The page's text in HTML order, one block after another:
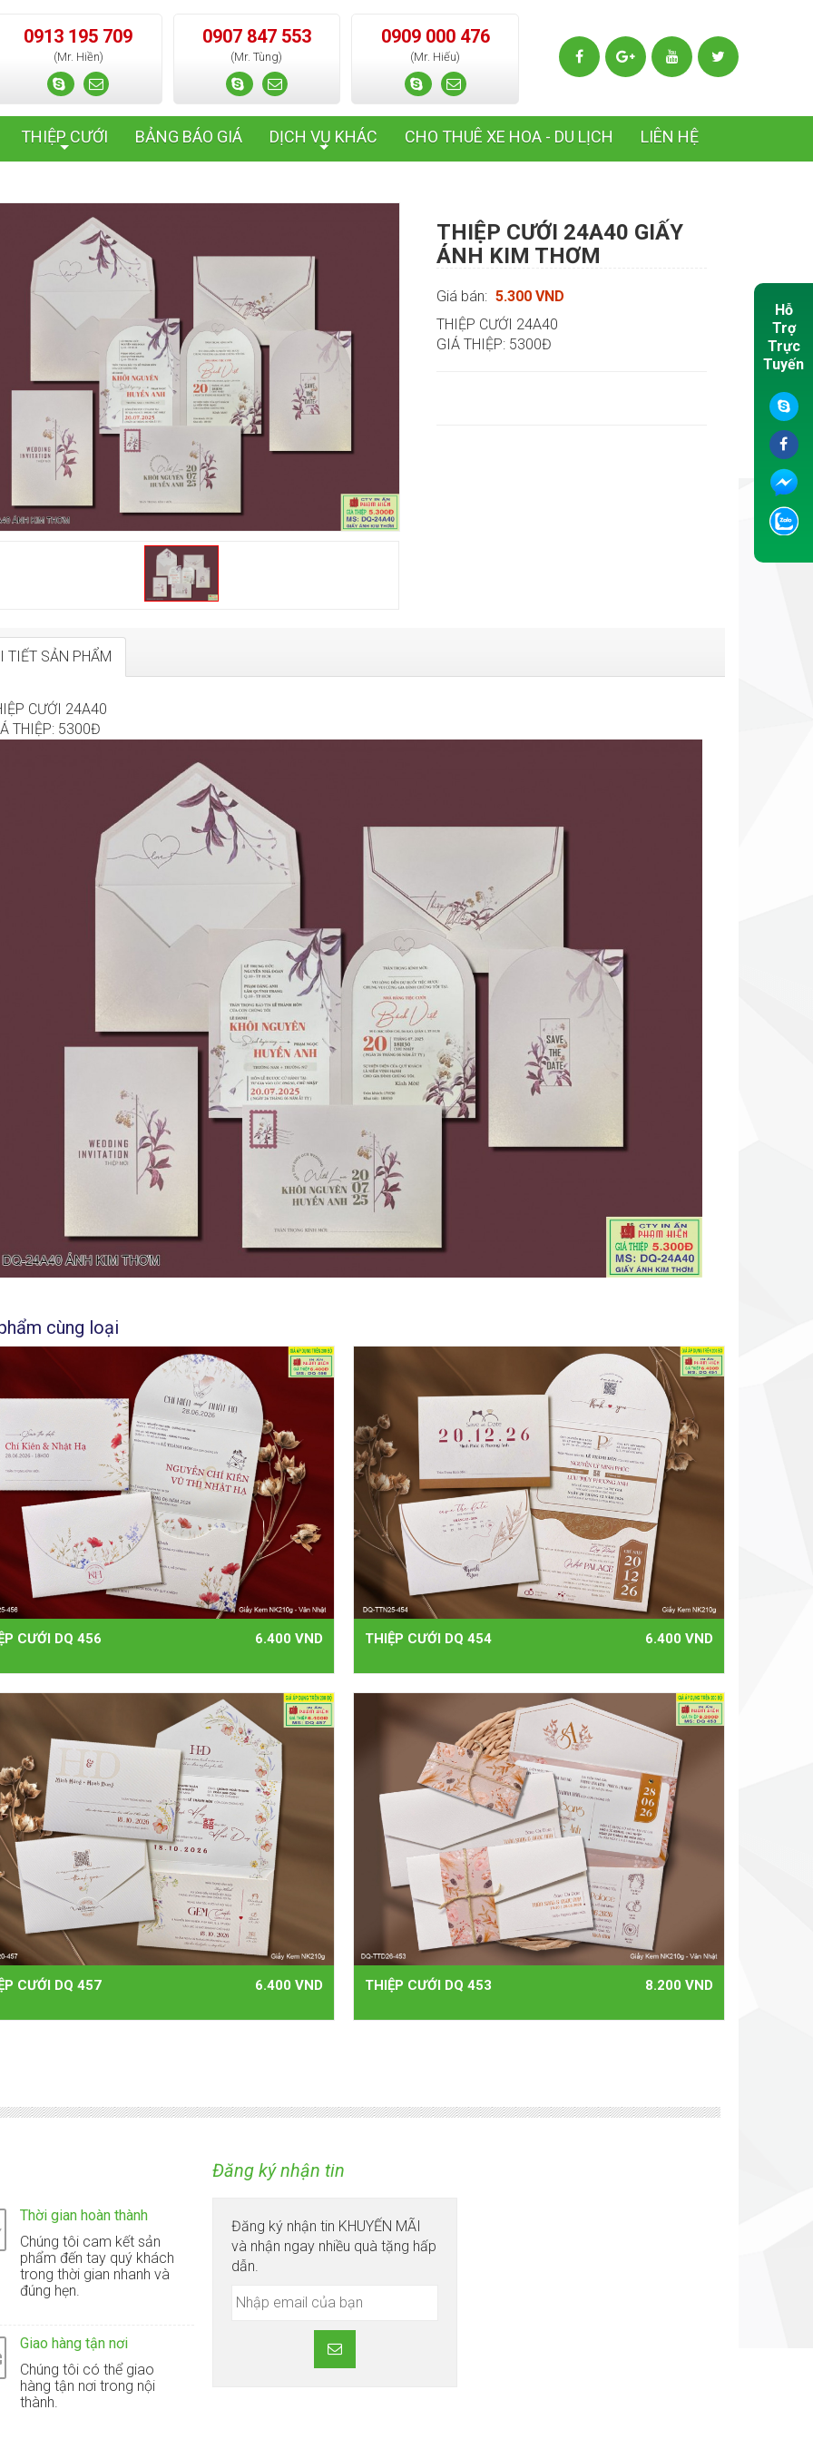
0913 195 709
(Mr. Hiền)
0907 847 553
(Mr. Tùng)
0909 000 476
(Mr. Hiếu)
+
THIỆP CƯỚI BẢNG BÁO GIÁ
+
DỊCH VỤ KHÁC CHO THUÊ XE HOA - DU LỊCH LIÊN HỆ
THIỆP CƯỚI 24A40 GIẤY
ÁNH KIM THƠM
Giá bán: 5.300 VND
THIỆP CƯỚI 24A40
GIÁ THIỆP: 5300Đ
TIẾT SẢN PHẨM
CƯỚI 24A40
THIỆP: 5300Đ
cùng loại
CƯỚI DQ 456 6.400 VND THIỆP CƯỚI DQ 454 6.400 VND
CƯỚI DQ 457 6.400 VND THIỆP CƯỚI DQ 453 8.200 VND
Thời gian hoàn thành
Chúng tôi cam kết sản
phẩm đến tay quý khách
trong thời gian nhanh và
đúng hẹn.
Giao hàng tận nơi
Chúng tôi có thể giao
hàng tận nơi trong nội
thành.
Đăng ký nhận tin
Đăng ký nhận tin KHUYẾN MÃI
và nhận ngay nhiều quà tặng hấp
dẫn.
Hỗ
Trợ
Trực
Tuyến